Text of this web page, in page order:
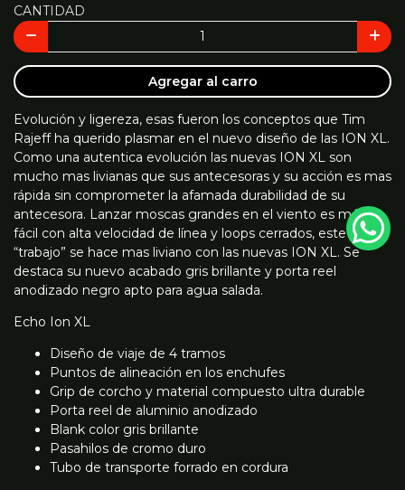
CANTIDAD
Agregar al carro
Evolución y ligereza, esas fueron los conceptos que Tim
Rajeff ha querido plasmar en el nuevo diseño de las ION XL.
Como una autentica evolución las nuevas ION XL son
mucho mas livianas que sus antecesoras y su acción es mas
rápida sin comprometer la afamada durabilidad de su
antecesora. Lanzar moscas grandes en el viento es más
fácil con alta velocidad de línea y loops cerrados, este
“trabajo” se hace mas liviano con las nuevas ION XL. Se
destaca su nuevo acabado gris brillante y porta reel
anodizado negro apto para agua salada.
Echo Ion XL
Diseño de viaje de 4 tramos
Puntos de alineación en los enchufes
Grip de corcho y material compuesto ultra durable
Porta reel de aluminio anodizado
Blank color gris brillante
Pasahilos de cromo duro
Tubo de transporte forrado en cordura